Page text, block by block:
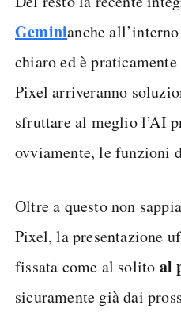
Geminianche
chiaro ed è
Pixel arriveranno
sfruttare al meglio l’AI
ovviamente, le funzioni
Oltre a questo non
Pixel, la presentazione
fissata come al solito al
sicuramente già dai